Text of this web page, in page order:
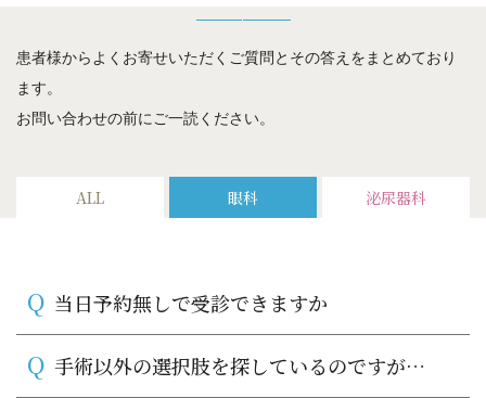
患者様からよくお寄せいただくご質問とその答えをまとめており
ます。
お問い合わせの前にご一読ください。
ALL 眼科 泌尿器科
Q 当日予約無しで受診できますか
Q 手術以外の選択肢を探しているのですが…